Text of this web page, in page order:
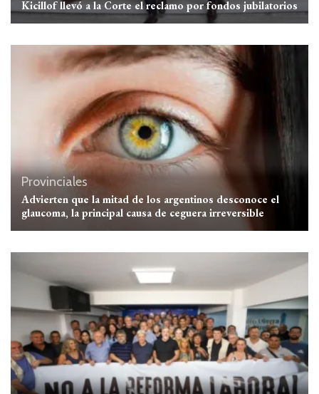
Kicillof llevó a la Corte el reclamo por fondos jubilatorios
Provinciales
Advierten que la mitad de los argentinos desconoce el
glaucoma, la principal causa de ceguera irreversible